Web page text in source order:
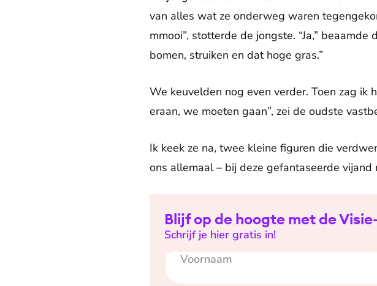
van alles wat ze onderweg waren
mmooi”, stotterde de jongste. “Ja,”
bomen, struiken en dat hoge gras.”
We keuvelden nog even verder. Toen zag ik
eraan, we moeten gaan”, zei de oudste
Ik keek ze na, twee kleine figuren die
ons allemaal – bij deze gefantaseerde vijand
Blijf op de hoogte met de
Schrijf je hier gratis in!
Voornaam
E-mailadres